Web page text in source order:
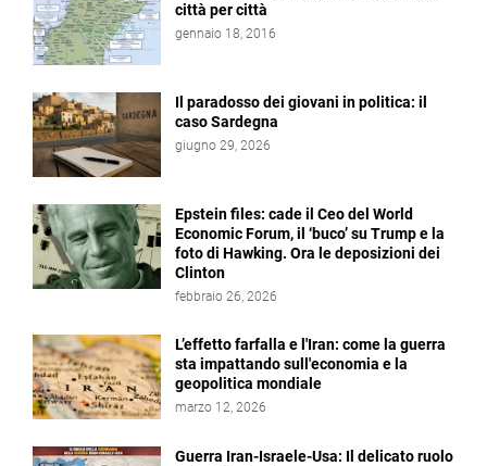
città per città
gennaio 18, 2016
Il paradosso dei giovani in politica: il
caso Sardegna
giugno 29, 2026
Epstein files: cade il Ceo del World
Economic Forum, il ‘buco’ su Trump e la
foto di Hawking. Ora le deposizioni dei
Clinton
febbraio 26, 2026
L’effetto farfalla e l'Iran: come la guerra
sta impattando sull'economia e la
geopolitica mondiale
marzo 12, 2026
Guerra Iran-Israele-Usa: Il delicato ruolo